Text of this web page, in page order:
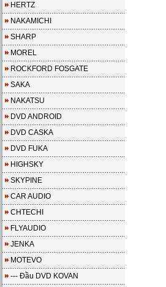
HERTZ
NAKAMICHI
SHARP
MOREL
ROCKFORD FOSGATE
SAKA
NAKATSU
DVD ANDROID
DVD CASKA
DVD FUKA
HIGHSKY
SKYPINE
CAR AUDIO
CHTECHI
FLYAUDIO
JENKA
MOTEVO
--- Đầu DVD KOVAN